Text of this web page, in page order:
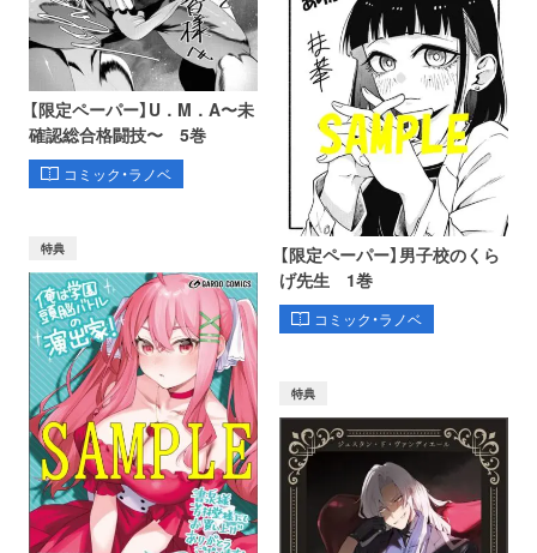
【限定ペーパー】U．M．A〜未
確認総合格闘技〜 5巻
コミック・ラノベ
【限定ペーパー】男子校のくら
げ先生 1巻
コミック・ラノベ
特典
特典